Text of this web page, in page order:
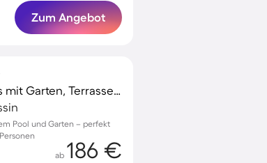
Zum Angebot
Kinderfreundliches Ferienhaus mit Garten, Terrasse und Grill | Haustiere sind willkommen
Pool und Garten – perfekt
ab 186 €